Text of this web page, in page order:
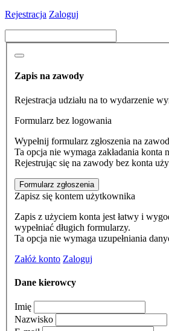
Rejestracja Zaloguj
Zapis na zawody
Rejestracja udziału na to wydarzenie
Formularz bez logowania
Wypełnij formularz zgłoszenia na
Ta opcja nie wymaga zakładania konta
Rejestrując się na zawody bez konta
Formularz zgłoszenia
Zapisz się kontem użytkownika
Zapis z użyciem konta jest łatwy i wygodny, zakładasz raz konto,
wypełniać długich formularzy.
Ta opcja nie wymaga uzupełniania
Załóż konto Zaloguj
Dane kierowcy
Imię
Nazwisko